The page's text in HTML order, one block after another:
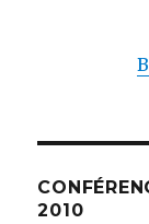
2010